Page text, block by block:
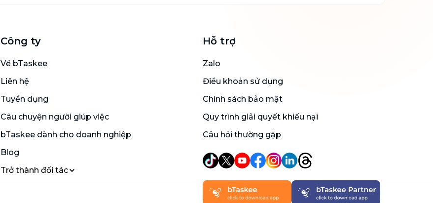
Công ty
Về bTaskee
Liên hệ
Tuyển dụng
Câu chuyện người giúp việc
bTaskee dành cho doanh nghiệp
Blog
Trở thành đối tác
Hỗ trợ
Zalo
Điều khoản sử dụng
Chính sách bảo mật
Quy trình giải quyết khiếu nại
Câu hỏi thường gặp